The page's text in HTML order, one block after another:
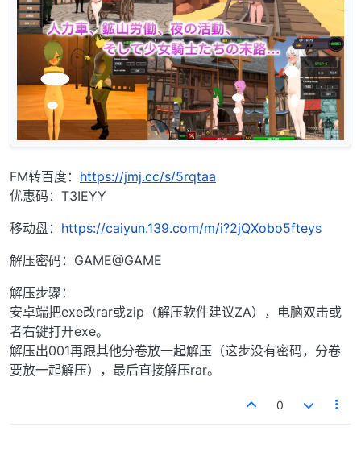
FM转百度： https://jmj.cc/s/5rqtaa
优惠码：T3IEYY
移动盘： https://caiyun.139.com/m/i?2jQXobo5fteys
解压密码：GAME@GAME
解压步骤：
安卓端把exe改rar或zip（解压软件建议ZA），电脑双击或
者右键打开exe。
解压出001再跟其他分卷放一起解压（这步没有密码，分卷
要放一起解压），最后直接解压rar。
0